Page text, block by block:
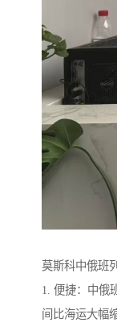
莫斯科中俄班
1. 便捷：中俄
间比海运大幅